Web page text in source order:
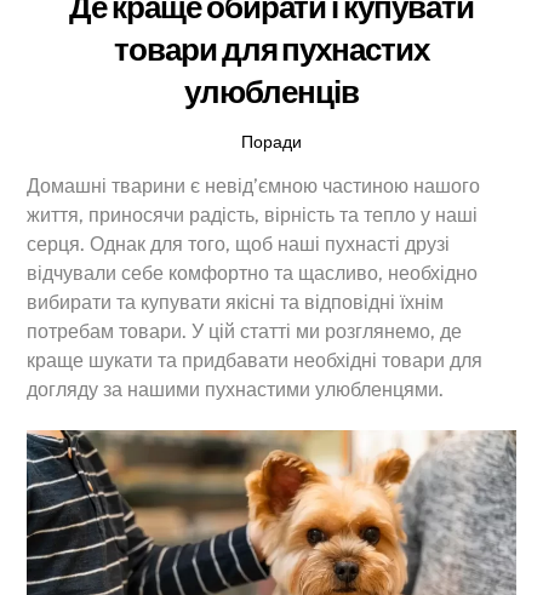
товари для пухнастих
улюбленців
Поради
Домашні тварини є невід’ємною частиною нашого
життя, приносячи радість, вірність та тепло у наші
серця. Однак для того, щоб наші пухнасті друзі
відчували себе комфортно та щасливо, необхідно
вибирати та купувати якісні та відповідні їхнім
потребам товари. У цій статті ми розглянемо, де
краще шукати та придбавати необхідні товари для
догляду за нашими пухнастими улюбленцями.